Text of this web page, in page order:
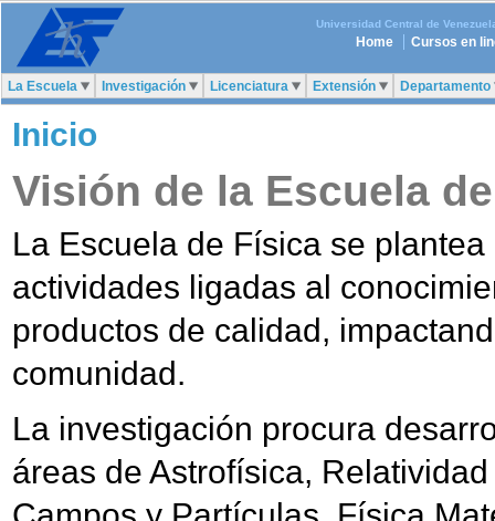
Universidad Central de
Home Cursos en
La Escuela Investigación Licenciatura Extensión Departamento
Inicio
Visión de la Escuela
La Escuela de Física se
actividades ligadas al
productos de calidad,
comunidad.
La investigación procura
áreas de Astrofísica,